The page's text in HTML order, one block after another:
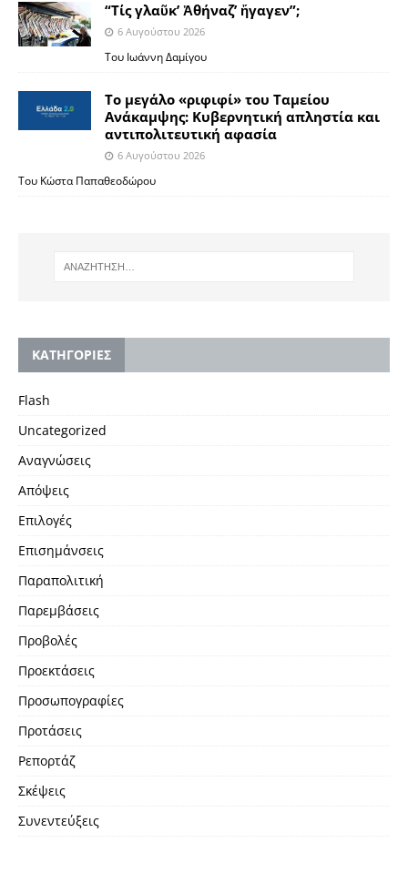
“Τίς γλαῦκ’ Ἀθήναζ’ ἤγαγεν”;
6 Αυγούστου 2026
Του Ιωάννη Δαμίγου
Το μεγάλο «ριφιφί» του Ταμείου
Ανάκαμψης: Κυβερνητική απληστία και
αντιπολιτευτική αφασία
6 Αυγούστου 2026
Του Κώστα Παπαθεοδώρου
KΑΤΗΓΟΡΙΕΣ
Flash
Uncategorized
Αναγνώσεις
Απόψεις
Επιλογές
Επισημάνσεις
Παραπολιτική
Παρεμβάσεις
Προβολές
Προεκτάσεις
Προσωπογραφίες
Προτάσεις
Ρεπορτάζ
Σκέψεις
Συνεντεύξεις